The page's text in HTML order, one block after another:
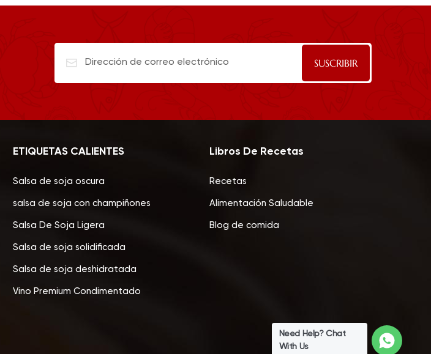
ETIQUETAS CALIENTES
Salsa de soja oscura
salsa de soja con champiñones
Salsa De Soja Ligera
Salsa de soja solidificada
Salsa de soja deshidratada
Vino Premium Condimentado
Libros De Recetas
Recetas
Alimentación Saludable
Blog de comida
Need Help? Chat
With Us